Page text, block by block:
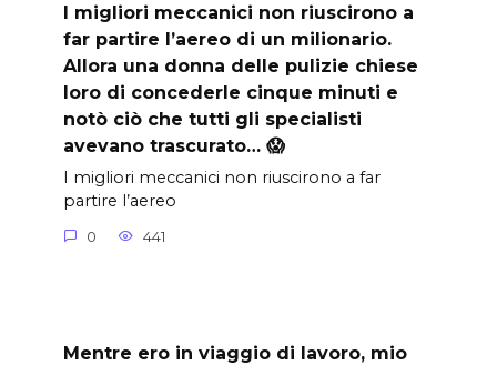
I migliori meccanici non riuscirono a
far partire l’aereo di un milionario.
Allora una donna delle pulizie chiese
loro di concederle cinque minuti e
notò ciò che tutti gli specialisti
avevano trascurato… 😱
I migliori meccanici non riuscirono a far
partire l’aereo
0 441
Mentre ero in viaggio di lavoro, mio